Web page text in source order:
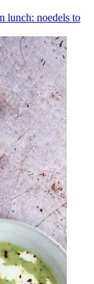
lunch: noedels to